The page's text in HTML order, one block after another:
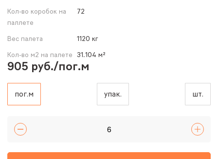
Кол-во коробок на
паллете
72
Вес палета
1120 кг
Кол-во м2 на палете 31.104 м²
905 руб./пог.м
пог.м упак. шт.